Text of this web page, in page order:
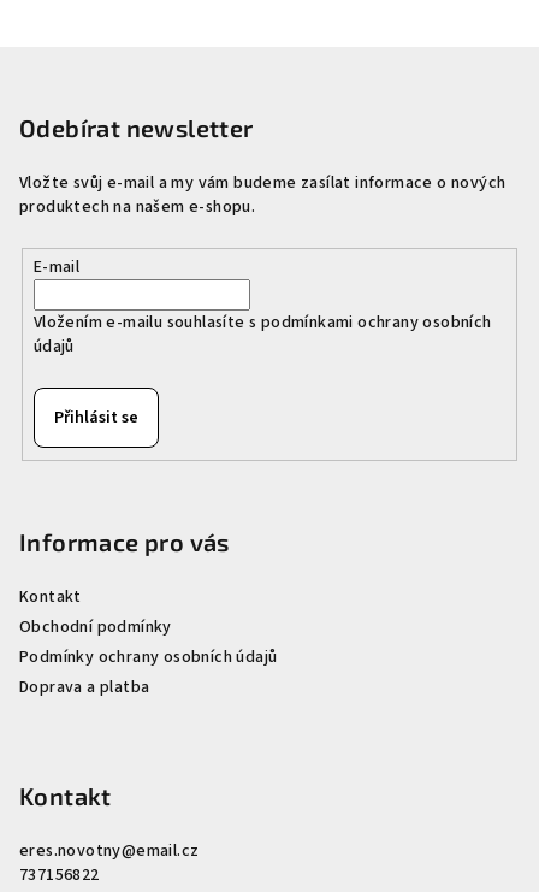
Odebírat newsletter
Vložte svůj e-mail a my vám budeme zasílat informace o nových
produktech na našem e-shopu.
E-mail
Vložením e-mailu souhlasíte s podmínkami ochrany osobních
údajů
Přihlásit se
Informace pro vás
Kontakt
Obchodní podmínky
Podmínky ochrany osobních údajů
Doprava a platba
Kontakt
eres.novotny@email.cz
737156822